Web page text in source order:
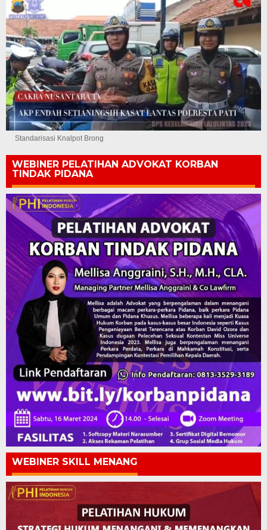
Standarisasi Knalpot Brong
WEBINER PELATIHAN ADVOKAT KORBAN
TINDAK PIDANA
WEBINER SKILL MENANG